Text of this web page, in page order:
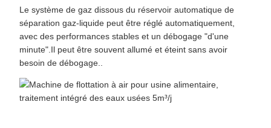
Le système de gaz dissous du réservoir automatique de
séparation gaz-liquide peut être réglé automatiquement,
avec des performances stables et un débogage "d'une
minute".Il peut être souvent allumé et éteint sans avoir
besoin de débogage..